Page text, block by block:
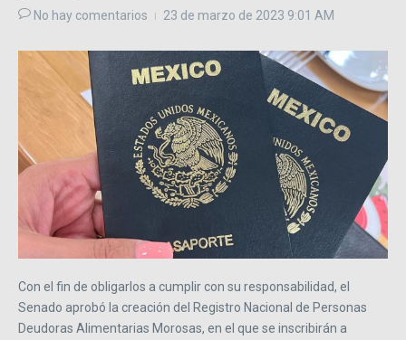
No hay comentarios 23 de marzo de 2023 9:01 AM
Con el fin de obligarlos a cumplir con su responsabilidad, el
Senado aprobó la creación del Registro Nacional de Personas
Deudoras Alimentarias Morosas, en el que se inscribirán a